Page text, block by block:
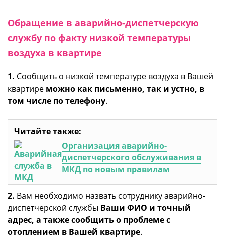
Обращение в аварийно-диспетчерскую
службу по факту низкой температуры
воздуха в квартире
1. Сообщить о низкой температуре воздуха в Вашей
квартире можно как письменно, так и устно, в
том числе по телефону.
Читайте также:
Организация аварийно-
диспетчерского обслуживания в
МКД по новым правилам
2. Вам необходимо назвать сотруднику аварийно-
диспетчерской службы Ваши ФИО и точный
адрес, а также сообщить о проблеме с
отоплением в Вашей квартире.